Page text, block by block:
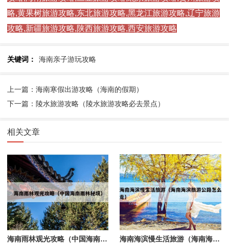
略,黄果树旅游攻略,东北旅游攻略,黑龙江旅游攻略,辽宁旅游
攻略,新疆旅游攻略,陕西旅游攻略,西安旅游攻略
关键词： 海南亲子游玩攻略
上一篇：海南寒假出游攻略（海南的假期）
下一篇：陵水旅游攻略（陵水旅游攻略必去景点）
相关文章
海南雨林观光攻略（中国海南雨林秘境） 海南海滨慢生活旅游（海南海滨旅游公路怎么走）